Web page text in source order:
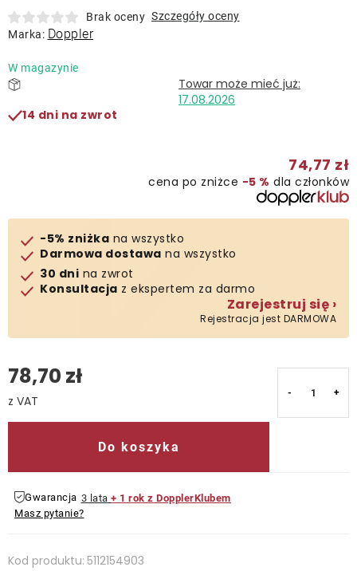
Korzyści klubu
Brak oceny Szczegóły oceny
Marka: Doppler
W magazynie
17.08.2026
14 dni na zwrot
74,77 zł
cena po zniżce −5 % dla członków
-5% zniżka na wszystko
Darmowa dostawa na wszystko
30 dni na zwrot
Konsultacja z ekspertem za darmo
Zarejestruj się ›
Rejestracja jest DARMOWA
78,70 zł
Do koszyka
Gwarancja 3 lata + 1 rok z DopplerKlubem
Masz pytanie?
Kod produktu: 5112154903